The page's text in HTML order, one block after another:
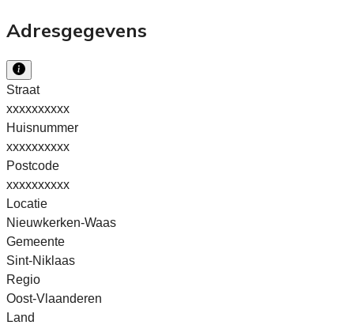
Adresgegevens
Straat
xxxxxxxxxx
Huisnummer
xxxxxxxxxx
Postcode
xxxxxxxxxx
Locatie
Nieuwkerken-Waas
Gemeente
Sint-Niklaas
Regio
Oost-Vlaanderen
Land